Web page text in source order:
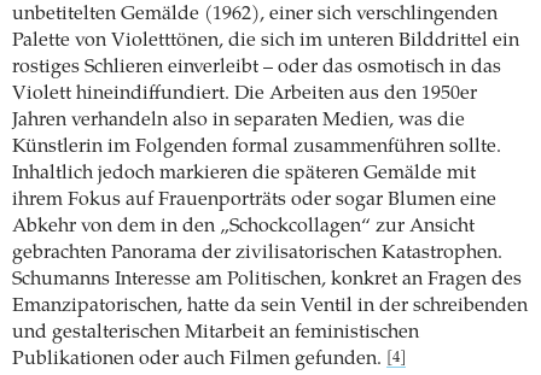
unbetitelten Gemälde (1962), einer sich verschlingenden
Palette von Violetttönen, die sich im unteren Bilddrittel ein
rostiges Schlieren einverleibt – oder das osmotisch in das
Violett hineindiffundiert. Die Arbeiten aus den 1950er
Jahren verhandeln also in separaten Medien, was die
Künstlerin im Folgenden formal zusammenführen sollte.
Inhaltlich jedoch markieren die späteren Gemälde mit
ihrem Fokus auf Frauenporträts oder sogar Blumen eine
Abkehr von dem in den „Schockcollagen“ zur Ansicht
gebrachten Panorama der zivilisatorischen Katastrophen.
Schumanns Interesse am Politischen, konkret an Fragen des
Emanzipatorischen, hatte da sein Ventil in der schreibenden
und gestalterischen Mitarbeit an feministischen
Publikationen oder auch Filmen gefunden.
[4]